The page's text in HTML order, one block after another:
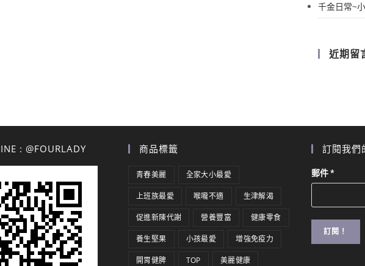
千金日常~
近期留
: @FOURLADY 商品標籤
青春美麗 全家大小最愛
上班族最愛 喉嚨不適 生津解渴
促進新陳代謝 營養豐富 健康零食
養生堅果 小孩最愛 增強免疫力
開胃健脾 TOP 美麗健康
訂閱我們
郵件*